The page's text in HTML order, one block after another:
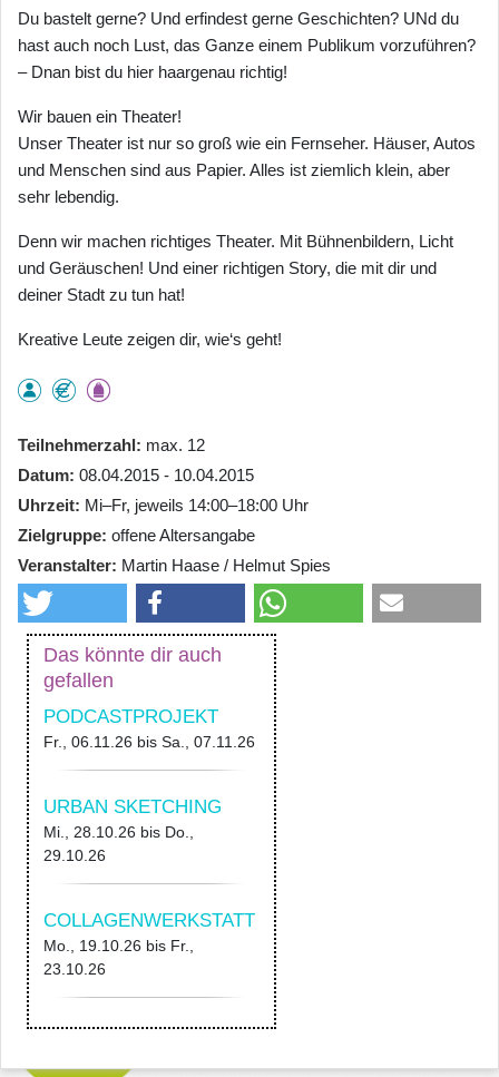
Du bastelt gerne? Und erfindest gerne Geschichten? UNd du
hast auch noch Lust, das Ganze einem Publikum vorzuführen?
– Dnan bist du hier haargenau richtig!
Wir bauen ein Theater!
Unser Theater ist nur so groß wie ein Fernseher. Häuser, Autos
und Menschen sind aus Papier. Alles ist ziemlich klein, aber
sehr lebendig.
Denn wir machen richtiges Theater. Mit Bühnenbildern, Licht
und Geräuschen! Und einer richtigen Story, die mit dir und
deiner Stadt zu tun hat!
Kreative Leute zeigen dir, wie‘s geht!
Teilnehmerzahl
max. 12
Datum 08.04.2015 - 10.04.2015
Uhrzeit Mi–Fr, jeweils 14:00–18:00 Uhr
Zielgruppe offene Altersangabe
Veranstalter Martin Haase / Helmut Spies
Das könnte dir auch
gefallen
PODCASTPROJEKT
Fr., 06.11.26 bis Sa., 07.11.26
URBAN SKETCHING
Mi., 28.10.26 bis Do.,
29.10.26
COLLAGENWERKSTATT
Mo., 19.10.26 bis Fr.,
23.10.26